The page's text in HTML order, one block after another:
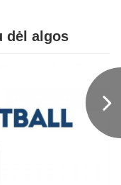
dėl algos